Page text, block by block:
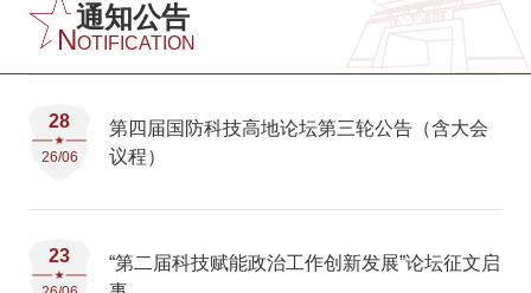
通知公告
NOTIFICATION
28
26/06
第四届国防科技高地论坛第三轮公告（含大会
议程）
23
“第二届科技赋能政治工作创新发展”论坛征文启